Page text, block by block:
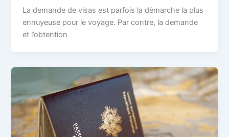
La demande de visas est parfois la démarche la plus
ennuyeuse pour le voyage. Par contre, la demande
et l’obtention